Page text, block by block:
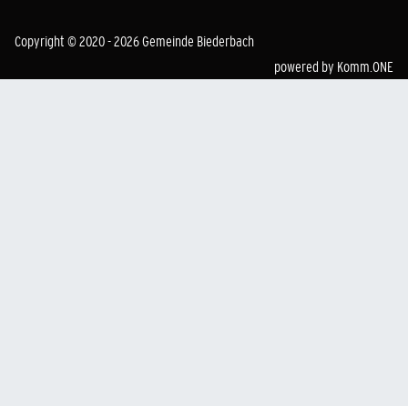
Copyright © 2020 - 2026 Gemeinde Biederbach
powered by Komm.ONE